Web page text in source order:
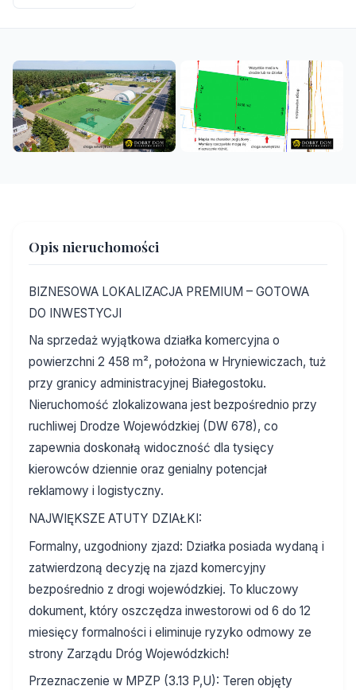
Opis nieruchomości
BIZNESOWA LOKALIZACJA PREMIUM – GOTOWA
DO INWESTYCJI
Na sprzedaż wyjątkowa działka komercyjna o
powierzchni 2 458 m², położona w Hryniewiczach, tuż
przy granicy administracyjnej Białegostoku.
Nieruchomość zlokalizowana jest bezpośrednio przy
ruchliwej Drodze Wojewódzkiej (DW 678), co
zapewnia doskonałą widoczność dla tysięcy
kierowców dziennie oraz genialny potencjał
reklamowy i logistyczny.
NAJWIĘKSZE ATUTY DZIAŁKI:
Formalny, uzgodniony zjazd: Działka posiada wydaną i
zatwierdzoną decyzję na zjazd komercyjny
bezpośrednio z drogi wojewódzkiej. To kluczowy
dokument, który oszczędza inwestorowi od 6 do 12
miesięcy formalności i eliminuje ryzyko odmowy ze
strony Zarządu Dróg Wojewódzkich!
Przeznaczenie w MPZP (3.13 P,U): Teren objęty